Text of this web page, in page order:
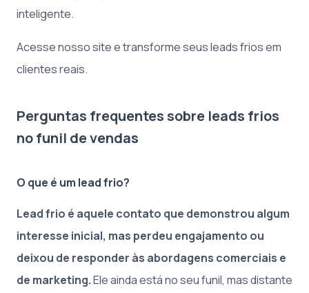
inteligente.
Acesse nosso site e transforme seus leads frios em
clientes reais.
Perguntas frequentes sobre leads frios
no funil de vendas
O que é um lead frio?
Lead frio é aquele contato que demonstrou algum
interesse inicial, mas perdeu engajamento ou
deixou de responder às abordagens comerciais e
de marketing.Ele ainda está no seu funil, mas distante